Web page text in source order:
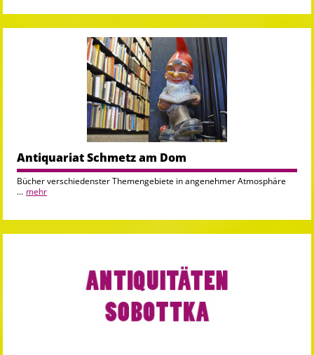
Antiquariat Schmetz am Dom
Bücher verschiedenster Themengebiete in angenehmer Atmosphäre
... mehr